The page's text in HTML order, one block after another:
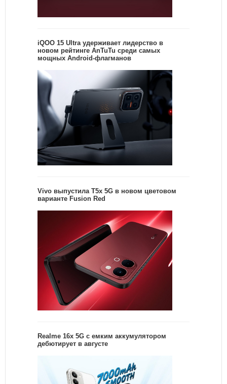
iQOO 15 Ultra удерживает лидерство в
новом рейтинге AnTuTu среди самых
мощных Android-флагманов
Vivo выпустила T5x 5G в новом цветовом
варианте Fusion Red
Realme 16x 5G с емким аккумулятором
дебютирует в августе